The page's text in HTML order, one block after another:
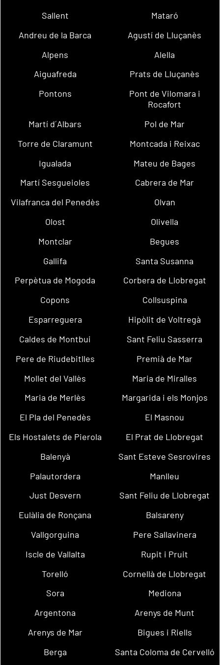
Sallent
Mataró
Andreu de la Barca
Agustí de Lluçanès
Alpens
Alella
Aiguafreda
Prats de Lluçanès
Pontons
Pont de Vilomara i
Rocafort
Martí d´Albars
Pol de Mar
Torre de Claramunt
Montcada i Reixac
Igualada
Mateu de Bages
Martí Sesgueioles
Cabrera de Mar
Vilafranca del Penedès
Olvan
Olost
Olivella
Montclar
Begues
Gallifa
Santa Susanna
Perpètua de Mogoda
Corbera de Llobregat
Copons
Collsuspina
Esparreguera
Hipòlit de Voltregà
Caldes de Montbui
Sant Feliu Sasserra
Pere de Riudebitlles
Premià de Mar
Mollet del Vallès
Maria de Miralles
Maria de Merlès
Margarida i els Monjos
El Pla del Penedès
El Masnou
Els Hostalets de Pierola
El Prat de Llobregat
Balenyà
Sant Esteve Sesrovires
Palautordera
Manlleu
Just Desvern
Sant Feliu de Llobregat
Eulàlia de Ronçana
Balsareny
Vallgorguina
Pere Sallavinera
Iscle de Vallalta
Rupit i Pruit
Torelló
Cornellà de Llobregat
Sora
Mediona
Argentona
Arenys de Munt
Arenys de Mar
Bigues i Riells
Berga
Santa Coloma de Cervelló